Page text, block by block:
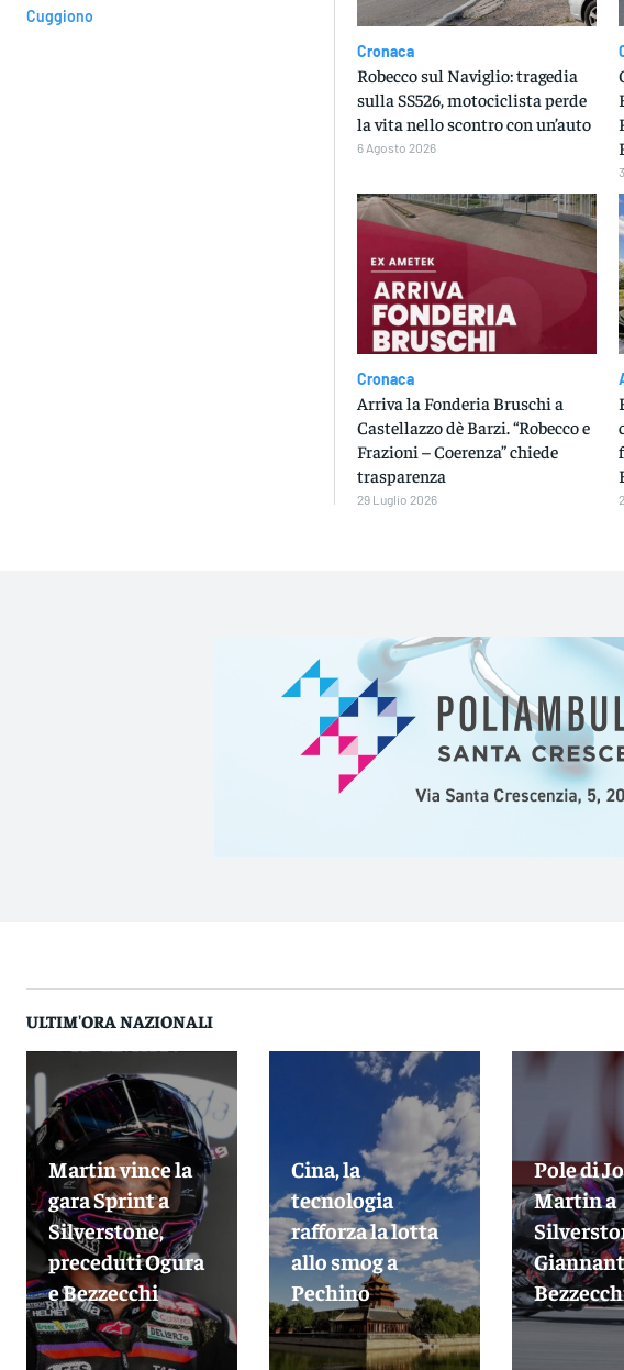
Cuggiono
Cronaca
Robecco sul Naviglio: tragedia
sulla SS526, motociclista perde
la vita nello scontro con un’auto
6 Agosto 2026
Cronaca
Arriva la Fonderia Bruschi a
Castellazzo dè Barzi. “Robecco e
Frazioni – Coerenza” chiede
trasparenza
29 Luglio 2026
ULTIM'ORA NAZIONALI
Martin vince la
gara Sprint a
Silverstone,
preceduti Ogura
e Bezzecchi
Cina, la
tecnologia
rafforza la lotta
allo smog a
Pechino
Pole di
Martin a